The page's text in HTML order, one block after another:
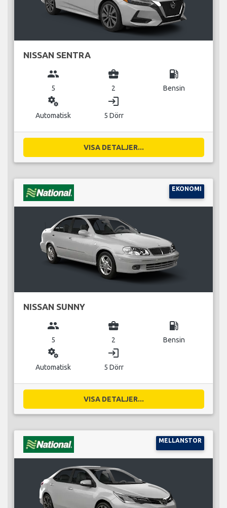
NISSAN SENTRA
group
5
business_center
2
local_gas_station
Bensin
miscellaneous_services
Automatisk
login
5 Dörr
VISA DETALJER...
EKONOMI
NISSAN SUNNY
group
5
business_center
2
local_gas_station
Bensin
miscellaneous_services
Automatisk
login
5 Dörr
VISA DETALJER...
MELLANSTOR